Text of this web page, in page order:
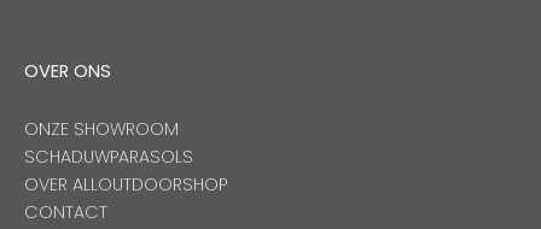
OVER ONS
ONZE SHOWROOM
SCHADUWPARASOLS
OVER ALLOUTDOORSHOP
CONTACT